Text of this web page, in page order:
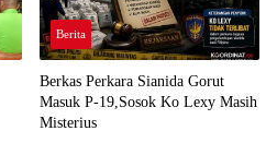
Berita
Berkas Perkara Sianida Gorut
Masuk P-19,Sosok Ko Lexy Masih
Misterius